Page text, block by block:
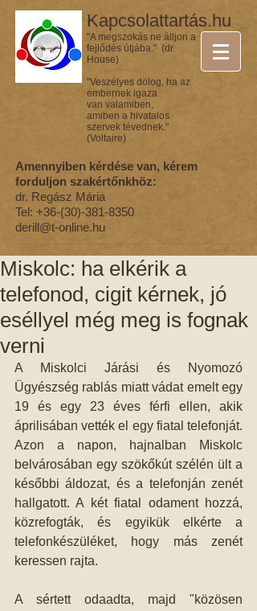
Kapcsolattartás.hu
"A megszokás ne álljon a
fejlődés útjába." (dr.
House)
"Veszélyes dolog, ha az
embernek igaza
van valamiben,
amiben a hivatalos
szervek tévednek."
(Voltaire)
Amennyiben kérdése van, kérem
forduljon szakértőnkhöz:
dr. Regász Mária
Tel: +36-(30)-381-8350
derill@t-online.hu
Miskolc: ha elkérik a
telefonod, cigit kérnek, jó
eséllyel még meg is fognak
verni
A Miskolci Járási és Nyomozó
Ügyészség rablás miatt vádat emelt egy
19 és egy 23 éves férfi ellen, akik
áprilisában vették el egy fiatal telefonját.
Azon a napon, hajnalban Miskolc
belvárosában egy szökőkút szélén ült a
későbbi áldozat, és a telefonján zenét
hallgatott. A két fiatal odament hozzá,
közrefogták, és egyikük elkérte a
telefonkészüléket, hogy más zenét
keressen rajta.
A sértett odaadta, majd "közösen